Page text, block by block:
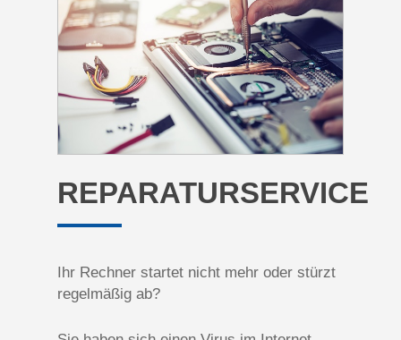
REPARATURSERVICE
Ihr Rechner startet nicht mehr oder stürzt
regelmäßig ab?